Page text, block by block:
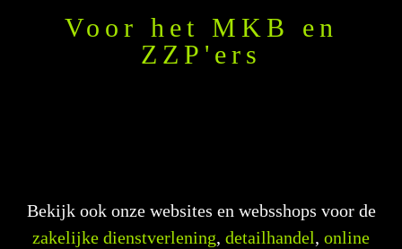
Voor het MKB en
ZZP'ers
Bekijk ook onze websites en websshops voor de
zakelijke dienstverlening, detailhandel, online